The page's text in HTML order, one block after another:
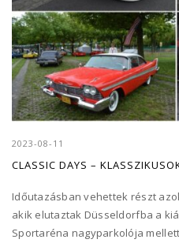
2023-08-11
CLASSIC DAYS –
Időutazásban vehettek részt
akik elutaztak Düsseldorfba a
Sportaréna nagyparkolója